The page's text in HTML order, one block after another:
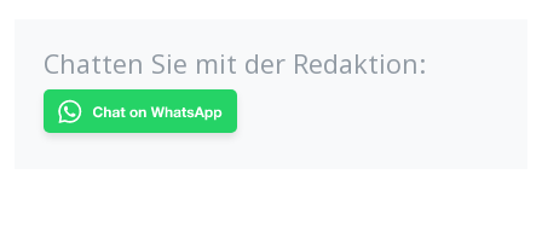
Chatten Sie mit der Redaktion: